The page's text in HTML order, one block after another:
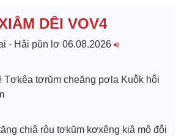
e
o
DÊI VOV4
- Hâi pŭn lơ 06.08.2026
Tơkêa tơrŭm cheăng pơla Kuô̆k hô̆i
chiâ rôu tơkŭm kơxêng kiâ mô đô̆i